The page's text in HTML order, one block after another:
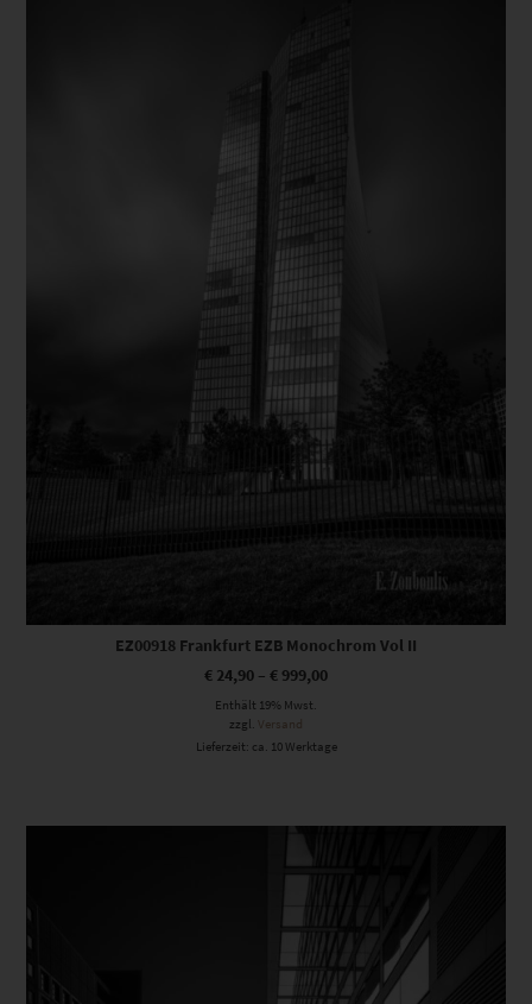
EZ00918 Frankfurt EZB Monochrom Vol II
€ 24,90 – € 999,00
Enthält 19% Mwst.
zzgl. Versand
Lieferzeit: ca. 10 Werktage
Dieses Produkt weist mehrere Varianten auf. Die Optionen können auf der Produktseite gewählt werden